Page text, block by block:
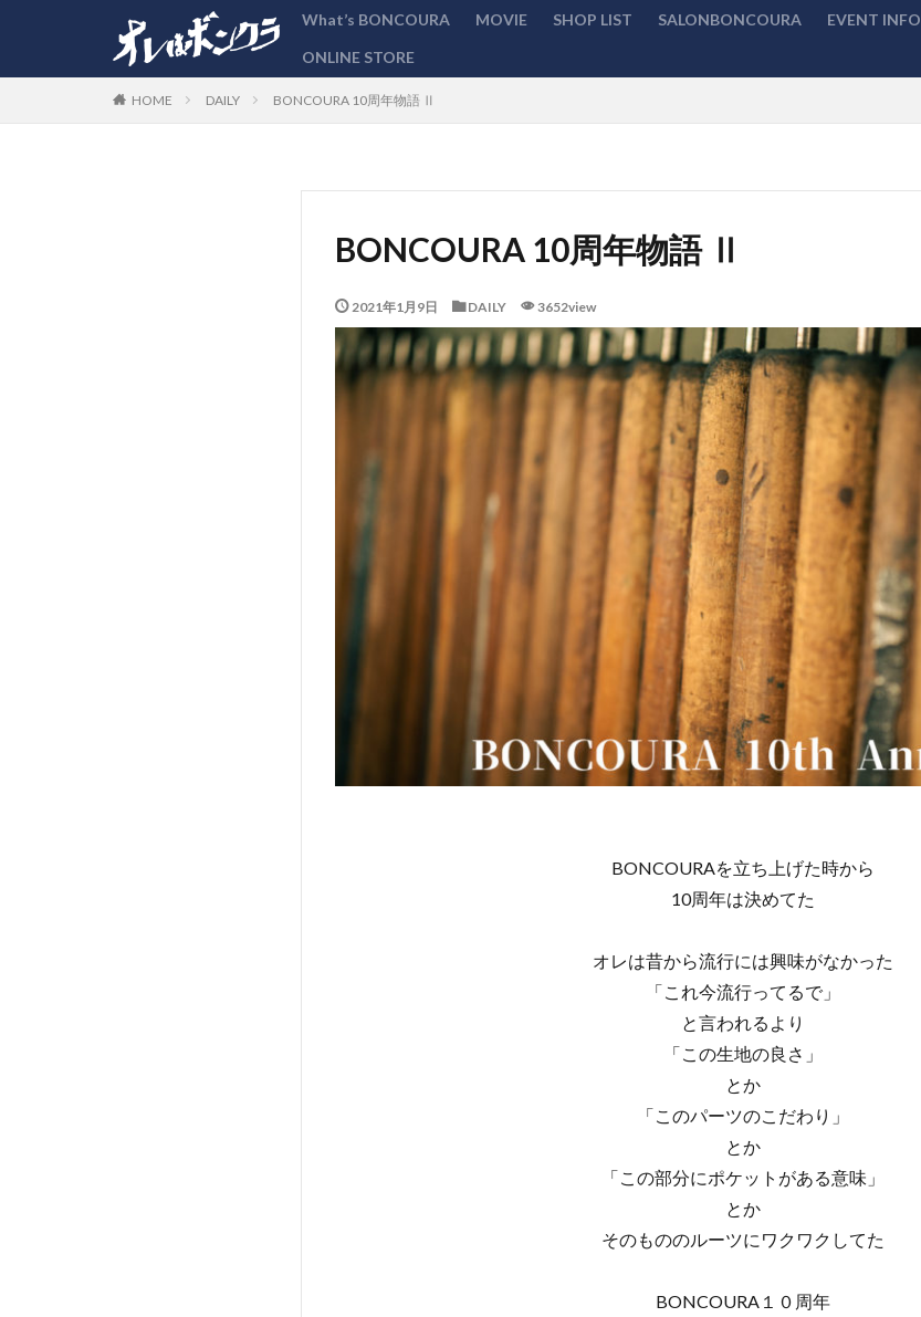
What’s BONCOURA MOVIE SHOP LIST SALONBONCOURA EVENT INFO
ONLINE STORE
HOME DAILY BONCOURA 10周年物語 Ⅱ
BONCOURA 10周年物語 Ⅱ
2021年1月9日 DAILY 3652view
BONCOURAを立ち上げた時から
10周年は決めてた
オレは昔から流行には興味がなかった
「これ今流行ってるで」
と言われるより
「この生地の良さ」
とか
「このパーツのこだわり」
とか
「この部分にポケットがある意味」
とか
そのもののルーツにワクワクしてた
BONCOURA１０周年
カテゴリー
検索